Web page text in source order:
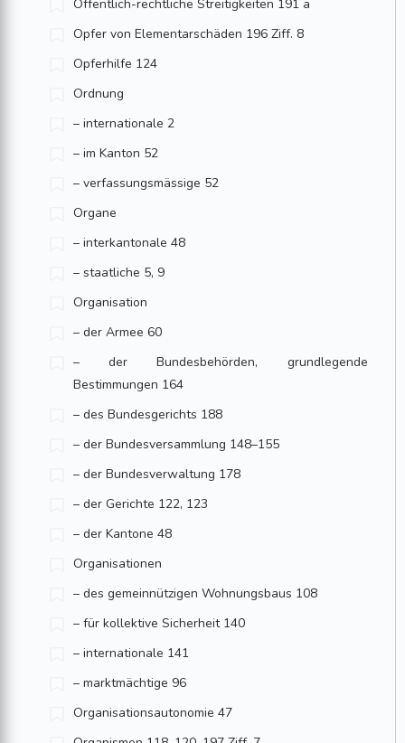
Öffentlich-rechtliche Streitigkeiten 191 a
Opfer von Elementarschäden 196 Ziff. 8
Opferhilfe 124
Ordnung
– internationale 2
– im Kanton 52
– verfassungsmässige 52
Organe
– interkantonale 48
– staatliche 5, 9
Organisation
– der Armee 60
– der Bundesbehörden, grundlegende
Bestimmungen 164
– des Bundesgerichts 188
– der Bundesversammlung 148–155
– der Bundesverwaltung 178
– der Gerichte 122, 123
– der Kantone 48
Organisationen
– des gemeinnützigen Wohnungsbaus 108
– für kollektive Sicherheit 140
– internationale 141
– marktmächtige 96
Organisationsautonomie 47